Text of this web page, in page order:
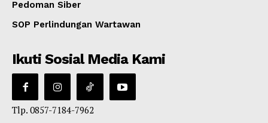
Pedoman Siber
SOP Perlindungan Wartawan
Ikuti Sosial Media Kami
Tlp. 0857-7184-7962